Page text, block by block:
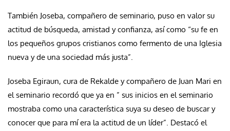
También Joseba, compañero de seminario, puso en valor su
actitud de búsqueda, amistad y confianza, así como “su fe en
los pequeños grupos cristianos como fermento de una Iglesia
nueva y de una sociedad más justa”.
Joseba Egiraun, cura de Rekalde y compañero de Juan Mari en
el seminario recordó que ya en ” sus inicios en el seminario
mostraba como una característica suya su deseo de buscar y
conocer que para mí era la actitud de un líder”. Destacó el